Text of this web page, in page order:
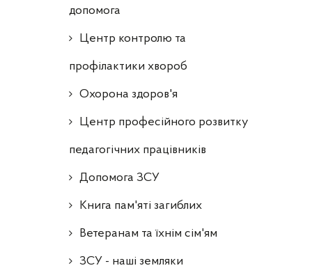
допомога
Центр контролю та
профілактики хвороб
Охорона здоров'я
Центр професійного розвитку
педагогічних працівників
Допомога ЗСУ
Книга пам'яті загиблих
Ветеранам та їхнім сім'ям
ЗСУ - наші земляки